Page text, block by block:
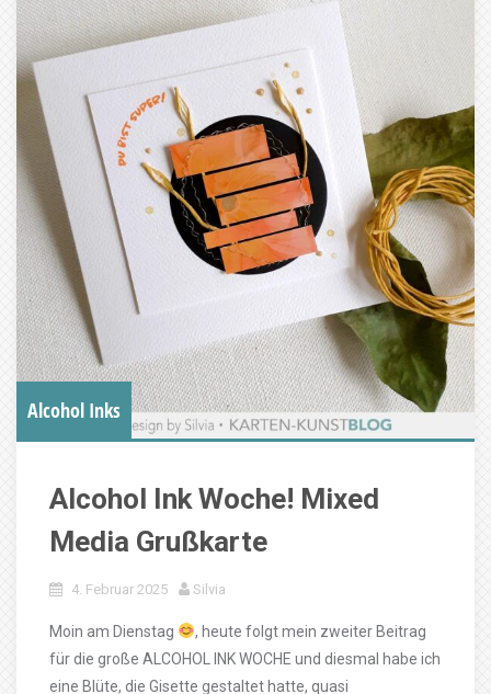
Alcohol Inks
Alcohol Ink Woche! Mixed
Media Grußkarte
4. Februar 2025 Silvia
Moin am Dienstag
, heute folgt mein zweiter Beitrag
für die große ALCOHOL INK WOCHE und diesmal habe ich
eine Blüte, die Gisette gestaltet hatte, quasi